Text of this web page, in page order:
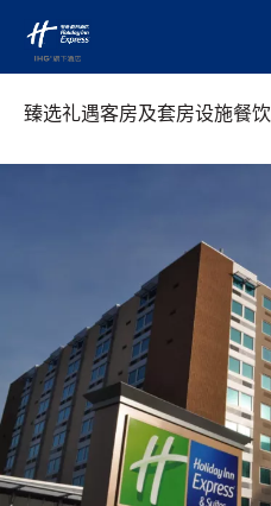
臻选礼遇客房及套房设施餐饮